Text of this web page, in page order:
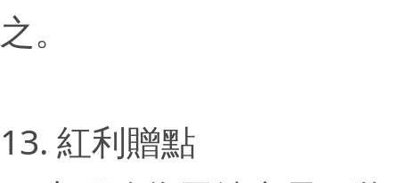
之。
13. 紅利贈點